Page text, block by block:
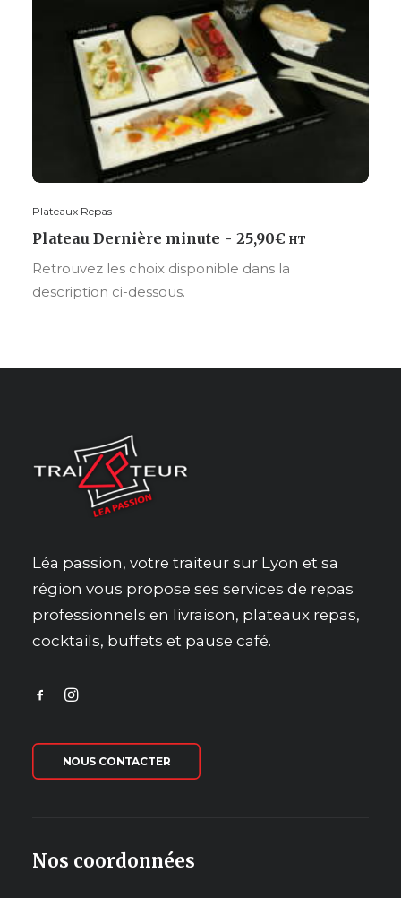
Plateaux Repas
Plateau Dernière minute 25,90€ HT
Retrouvez les choix disponible dans la
description ci-dessous.
Léa passion, votre traiteur sur Lyon et sa
région vous propose ses services de repas
professionnels en livraison, plateaux repas,
cocktails, buffets et pause café.
NOUS CONTACTER
Nos coordonnées